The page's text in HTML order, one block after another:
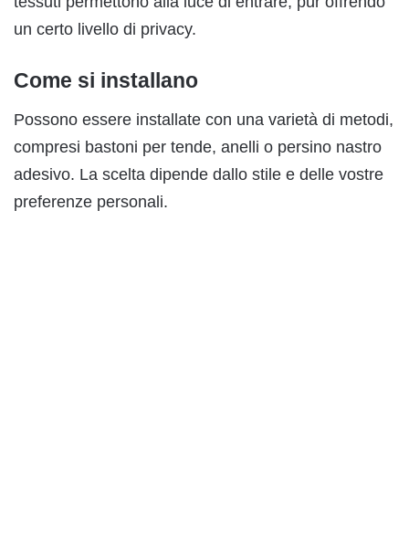
un certo livello di privacy.
Come si installano
Possono essere installate con una varietà di metodi,
compresi bastoni per tende, anelli o persino nastro
adesivo. La scelta dipende dallo stile e delle vostre
preferenze personali.